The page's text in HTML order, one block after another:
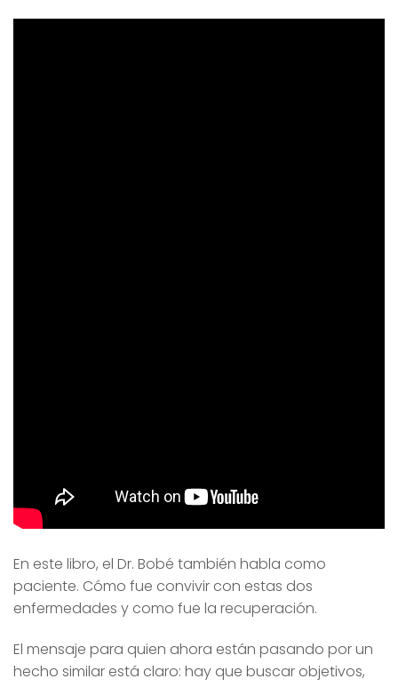
En este libro, el Dr. Bobé también habla como
paciente. Cómo fue convivir con estas dos
enfermedades y como fue la recuperación.
El mensaje para quien ahora están pasando por un
hecho similar está claro: hay que buscar objetivos,